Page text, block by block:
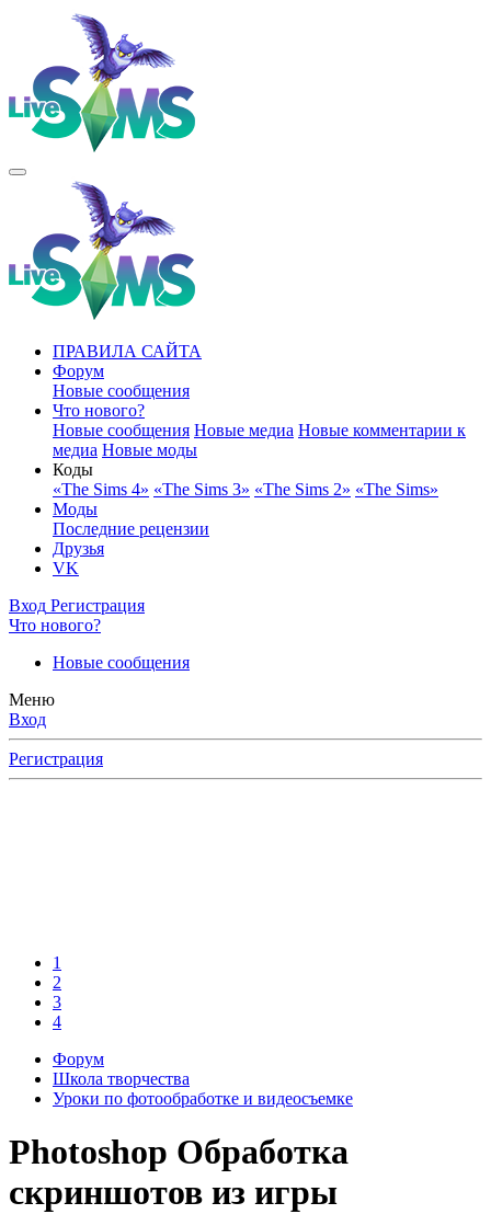
ПРАВИЛА САЙТА
Форум
Новые сообщения
Что нового?
Новые сообщения Новые медиа Новые комментарии к
медиа Новые моды
Коды
«The Sims 4» «The Sims 3» «The Sims 2» «The Sims»
Моды
Последние рецензии
Друзья
VK
Вход Регистрация
Что нового?
Новые сообщения
Меню
Вход
Регистрация
1
2
3
4
Форум
Школа творчества
Уроки по фотообработке и видеосъемке
Photoshop Обработка
скриншотов из игры